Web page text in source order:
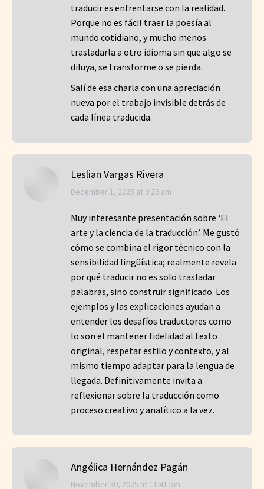
traducir es enfrentarse con la realidad.
Porque no es fácil traer la poesía al
mundo cotidiano, y mucho menos
trasladarla a otro idioma sin que algo se
diluya, se transforme o se pierda.
Salí de esa charla con una apreciación
nueva por el trabajo invisible detrás de
cada línea traducida.
Leslian Vargas Rivera
says:
December 1, 2025 at 9:26 am
Muy interesante presentación sobre ‘El
arte y la ciencia de la traducción’. Me gustó
cómo se combina el rigor técnico con la
sensibilidad lingüística; realmente revela
por qué traducir no es solo trasladar
palabras, sino construir significado. Los
ejemplos y las explicaciones ayudan a
entender los desafíos traductores como
lo son el mantener fidelidad al texto
original, respetar estilo y contexto, y al
mismo tiempo adaptar para la lengua de
llegada. Definitivamente invita a
reflexionar sobre la traducción como
proceso creativo y analítico a la vez.
Angélica Hernández Pagán
says:
November 30, 2025 at 11:41 pm